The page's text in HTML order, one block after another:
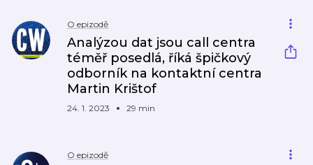
O epizodě
Analýzou dat jsou call centra
téměř posedlá, říká špičkový
odborník na kontaktní centra
Martin Krištof
24. 1. 2023 29 min
O epizodě